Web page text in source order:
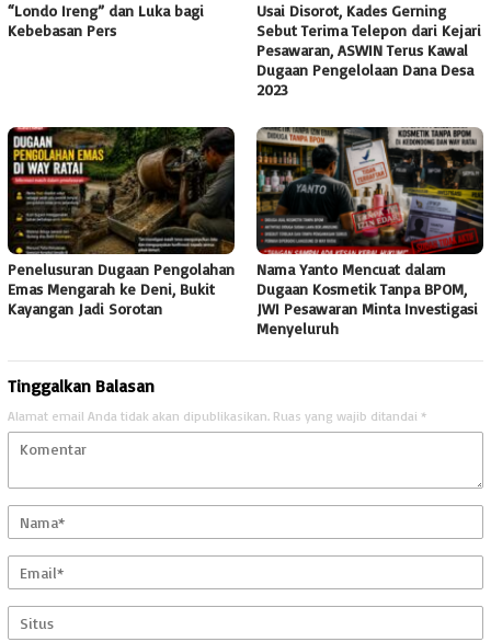
“Londo Ireng” dan Luka bagi
Kebebasan Pers
Usai Disorot, Kades Gerning
Sebut Terima Telepon dari Kejari
Pesawaran, ASWIN Terus Kawal
Dugaan Pengelolaan Dana Desa
2023
Penelusuran Dugaan Pengolahan
Emas Mengarah ke Deni, Bukit
Kayangan Jadi Sorotan
Nama Yanto Mencuat dalam
Dugaan Kosmetik Tanpa BPOM,
JWI Pesawaran Minta Investigasi
Menyeluruh
Tinggalkan Balasan
Alamat email Anda tidak akan dipublikasikan. Ruas yang wajib ditandai *